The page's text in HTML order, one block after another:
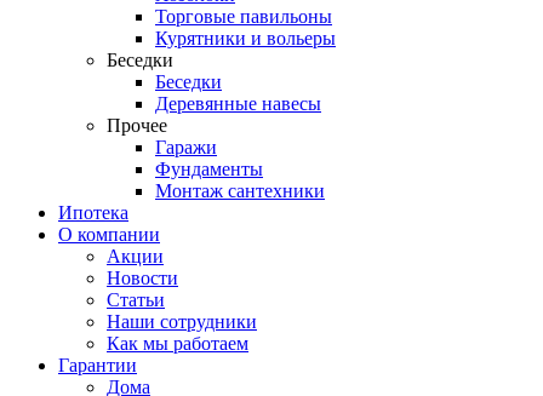
Торговые павильоны
Курятники и вольеры
Беседки
Беседки
Деревянные навесы
Прочее
Гаражи
Фундаменты
Монтаж сантехники
Ипотека
О компании
Акции
Новости
Статьи
Наши сотрудники
Как мы работаем
Гарантии
Дома